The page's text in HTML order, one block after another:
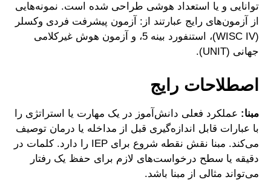
توانایی و یا استعداد هوشی طراحی شده است. نمونه‌هایی
از آزمون‌های رایج عبارتند از: آزمون پیشرفت فردی وکسلر
(WISC IV)، استنفورد بینه 5، و آزمون هوش غیرکلامی
جهانی (UNIT).
اصطلاحات رایج
مبنا: عملکرد فعلی دانش‌آموز در یک مهارت یا استراتژی را
با عبارات قابل‌ اندازه‌گیری قبل از مداخله یا درمان توصیف
می‌کند. مبنا نقش نقطه شروع برای IEP را دارد. کلمات در
دقیقه یا سطح درخواست‌های لازم برای حفظ یک رفتار
می‌تواند مثالی از مبنا باشد.